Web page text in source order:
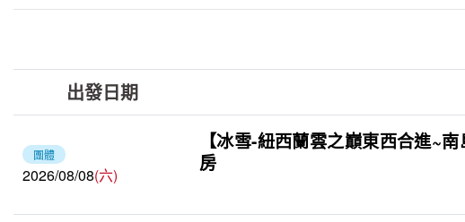
出發日期
團體
2026/08/08(六)
【冰雪-紐西蘭雲之巔東西合進~
房